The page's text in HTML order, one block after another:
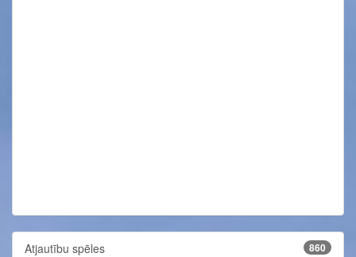
Atjautību spēles 860